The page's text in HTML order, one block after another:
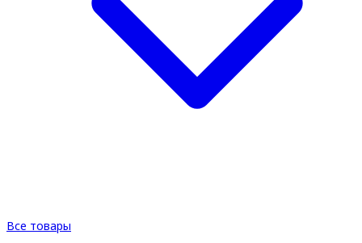
Все товары